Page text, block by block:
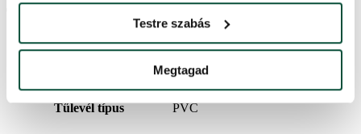
Testre szabás
Megtagad
További információk
270cm
Tűlevél típus PVC